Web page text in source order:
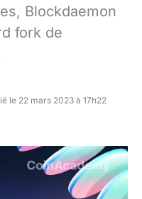
Blockdaemon
fork de
le 22 mars 2023 à 17h22